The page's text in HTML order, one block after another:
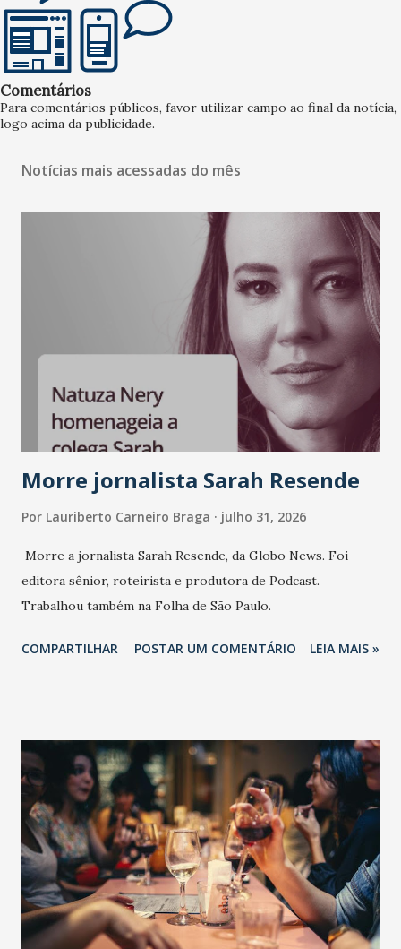
Comentários
Para comentários públicos, favor utilizar campo ao final da notícia,
logo acima da publicidade.
Notícias mais acessadas do mês
Morre jornalista Sarah Resende
Por Lauriberto Carneiro Braga julho 31, 2026
Morre a jornalista Sarah Resende, da Globo News. Foi
editora sênior, roteirista e produtora de Podcast.
Trabalhou também na Folha de São Paulo.
COMPARTILHAR POSTAR UM COMENTÁRIO LEIA MAIS »